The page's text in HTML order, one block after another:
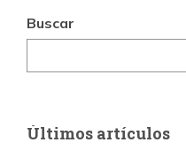
Buscar
Últimos artículos